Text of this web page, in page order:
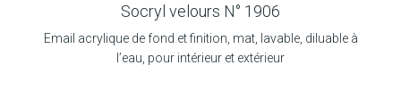
Socryl velours N° 1906
Email acrylique de fond et finition, mat, lavable, diluable à
l’eau, pour intérieur et extérieur